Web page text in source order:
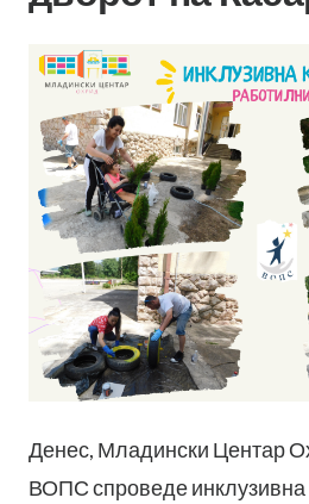
Денес, Младински Центар
ВОПС спроведе инклузивна